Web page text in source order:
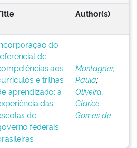
Author(s)
do
de
aos
e trilhas
aprendizado: a
das
de
federais
Montagner,
Paula;
Oliveira,
Clarice
Gomes de